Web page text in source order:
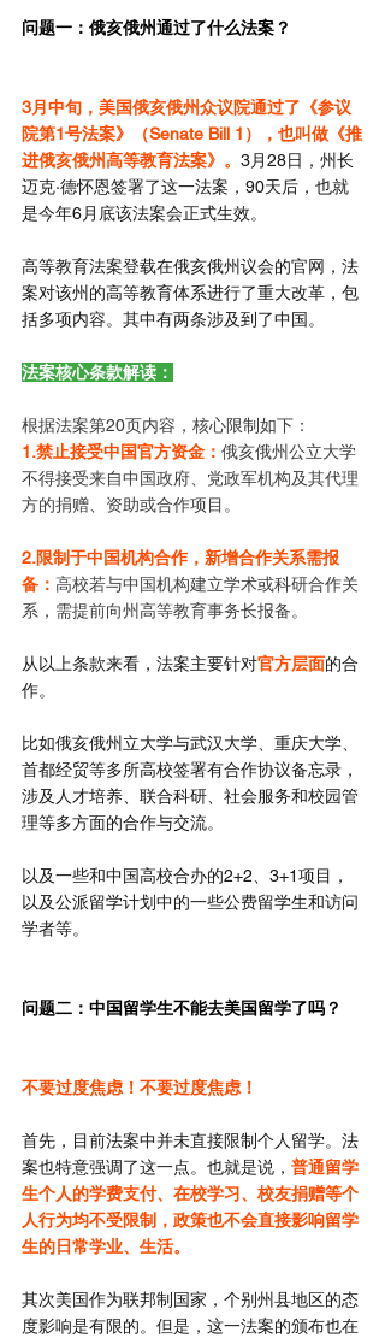
问题一：俄亥俄州通过了什么法案？
3月中旬，美国俄亥俄州众议院通过了《参议
院第1号法案》（Senate Bill 1），也叫做《推
进俄亥俄州高等教育法案》。 3月28日，州长
迈克·德怀恩签署了这一法案，90天后，也就
是今年6月底该法案会正式生效。
高等教育法案登载在俄亥俄州议会的官网，法
案对该州的高等教育体系进行了重大改革，包
括多项内容。其中有两条涉及到了中国。
法案核心条款解读：
根据法案第20页内容，核心限制如下：
1.禁止接受中国官方资金： 俄亥俄州公立大学
不得接受来自中国政府、党政军机构及其代理
方的捐赠、资助或合作项目。
2.限制于中国机构合作，新增合作关系需报
备： 高校若与中国机构建立学术或科研合作关
系，需提前向州高等教育事务长报备。
从以上条款来看，法案主要针对官方层面的合
作。
比如俄亥俄州立大学与武汉大学、重庆大学、
首都经贸等多所高校签署有合作协议备忘录，
涉及人才培养、联合科研、社会服务和校园管
理等多方面的合作与交流。
以及一些和中国高校合办的2+2、3+1项目，
以及公派留学计划中的一些公费留学生和访问
学者等。
问题二：中国留学生不能去美国留学了吗？
不要过度焦虑！不要过度焦虑！
首先，目前法案中并未直接限制个人留学。法
案也特意强调了这一点。也就是说， 普通留学
生个人的学费支付、在校学习、校友捐赠等个
人行为均不受限制，政策也不会直接影响留学
生的日常学业、生活。
其次美国作为联邦制国家，个别州县地区的态
度影响是有限的。但是，这一法案的颁布也在